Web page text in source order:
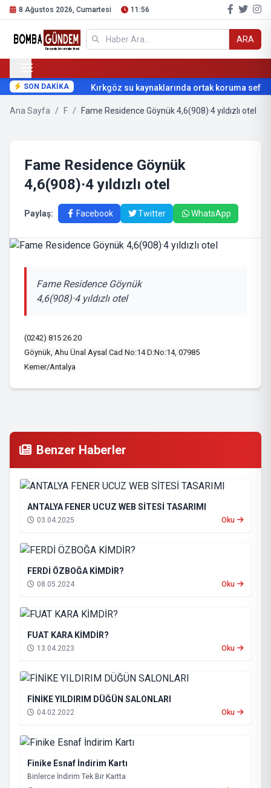
8 Ağustos 2026, Cumartesi 11:56
ARA
SON DAKİKA Kırkgöz su kaynaklarında ortak koruma
Ana Sayfa / F / Fame Residence Göynük 4,6(908)·4 yıldızlı otel
Fame Residence Göynük
4,6(908)·4 yıldızlı otel
Paylaş: Facebook Twitter WhatsApp
Fame Residence Göynük
4,6(908)·4 yıldızlı otel
(0242) 815 26 20
Göynük, Ahu Ünal Aysal Cad No:14 D:No:14, 07985
Kemer/Antalya
Benzer Haberler
ANTALYA FENER UCUZ WEB SİTESİ TASARIMI
03.04.2025 Oku
FERDİ ÖZBOĞA KİMDİR?
08.05.2024 Oku
FUAT KARA KİMDİR?
13.04.2023 Oku
FİNİKE YILDIRIM DÜĞÜN SALONLARI
04.02.2022 Oku
Finike Esnaf İndirim Kartı
Binlerce İndirim Tek Bir Kartta